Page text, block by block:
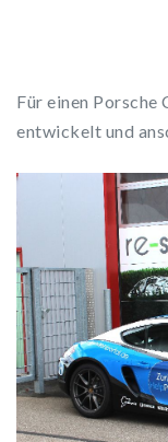
Für einen Porsche
entwickelt und